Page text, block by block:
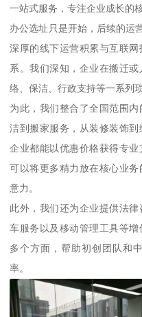
一站式服务，专注企业成长的
办公选址只是开始，后续的运
深厚的线下运营积累与互联
系。我们深知，企业在搬迁
络、保洁、行政支持等一系列琐
为此，我们整合了全国范围
洁到搬家服务，从装修装饰到
企业都能以优惠价格获得专
可以将更多精力放在核心业
意力。
此外，我们还为企业提供法
车服务以及移动管理工具等
多个方面，帮助初创团队和
率。